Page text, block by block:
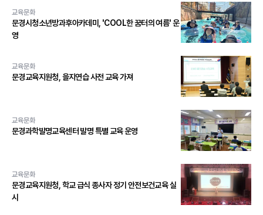
교육문화
문경시청소년방과후아카데미, 'COOL한 꿈터의 여름' 운
영
교육문화
문경교육지원청, 을지연습 사전 교육 가져
교육문화
문경과학발명교육센터 발명 특별 교육 운영
교육문화
문경교육지원청, 학교 급식 종사자 정기 안전보건교육 실
시